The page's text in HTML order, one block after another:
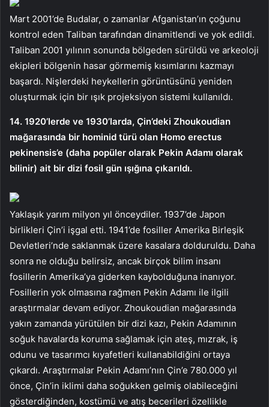
Mart 2001’de Budalar, o zamanlar Afganistan’ın çoğunu
kontrol eden Taliban tarafından dinamitlendi ve yok edildi.
Taliban 2001 yılının sonunda bölgeden sürüldü ve arkeoloji
ekipleri bölgenin hasar görmemiş kısımlarını kazmayı
başardı. Nişlerdeki heykellerin görüntüsünü yeniden
oluşturmak için bir ışık projeksiyon sistemi kullanıldı.
14. 1920’lerde ve 1930’larda, Çin’deki Zhoukoudian
mağarasında bir hominid türü olan Homo erectus
pekinensis’e (daha popüler olarak Pekin Adamı olarak
bilinir) ait bir dizi fosil gün ışığına çıkarıldı.
Yaklaşık yarım milyon yıl önceydiler. 1937’de Japon
birlikleri Çin’i işgal etti. 1941’de fosiller Amerika Birleşik
Devletleri’nde saklanmak üzere kasalara dolduruldu. Daha
sonra ne olduğu belirsiz, ancak birçok bilim insanı
fosillerin Amerika’ya giderken kaybolduğuna inanıyor.
Fosillerin yok olmasına rağmen Pekin Adamı ile ilgili
araştırmalar devam ediyor. Zhoukoudian mağarasında
yakın zamanda yürütülen bir dizi kazı, Pekin Adamının
soğuk havalarda koruma sağlamak için ateş, mızrak, iş
odunu ve tasarımcı kıyafetleri kullanabildiğini ortaya
çıkardı. Araştırmalar Pekin Adamı’nın Çin’e 780.000 yıl
önce, Çin’in iklimi daha soğukken gelmiş olabileceğini
gösterdiğinden, kostümü ve atış becerileri özellikle